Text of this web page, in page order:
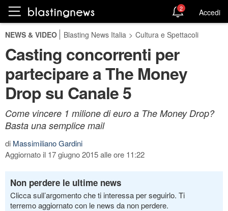
2 Accedi
NEWS & VIDEO Blasting News Italia > Cultura e Spettacoli
Casting concorrenti per
partecipare a The Money
Drop su Canale 5
Come vincere 1 milione di euro a The Money Drop?
Basta una semplice mail
di Massimiliano Gardini
Aggiornato il 17 giugno 2015 alle ore 11:22
Non perdere le ultime news
Clicca sull’argomento che ti interessa per seguirlo. Ti
terremo aggiornato con le news da non perdere.